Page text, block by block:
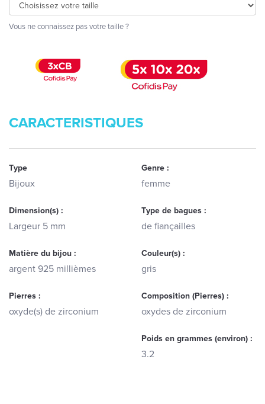
Vous ne connaissez pas votre taille ?
CARACTERISTIQUES
Type
Bijoux
Genre :
femme
Dimension(s) :
Largeur 5 mm
Type de bagues :
de fiançailles
Matière du bijou :
argent 925 millièmes
Couleur(s) :
gris
Pierres :
oxyde(s) de zirconium
Composition (Pierres) :
oxydes de zirconium
Poids en grammes (environ) :
3.2